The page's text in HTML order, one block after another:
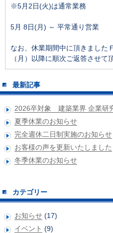
※5月2日(火)は通常業務
5月 8日(月) ～ 平常通り営業
なお、休業期間中に頂きました
（月）以降に順次ご返答させて
最新記事
2026卒対象 建築業界 企業研
夏季休業のお知らせ
完全週休二日制実施のお知らせ
お客様の声を更新いたしました
冬季休業のお知らせ
カテゴリー
お知らせ (17)
イベント (9)